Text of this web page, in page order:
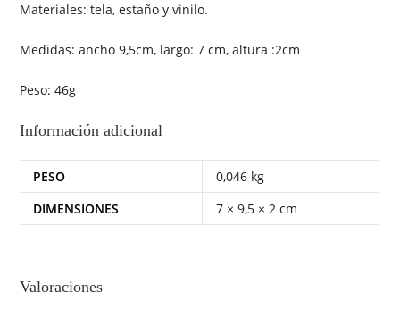
Materiales: tela, estaño y vinilo.
Medidas: ancho 9,5cm, largo: 7 cm, altura :2cm
Peso: 46g
Información adicional
PESO
0,046 kg
DIMENSIONES
7 × 9,5 × 2 cm
Valoraciones